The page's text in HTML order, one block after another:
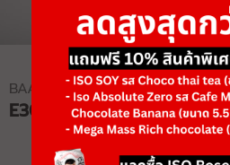
BAAMXERCORE
E3043 FLAT BENCH PRESS